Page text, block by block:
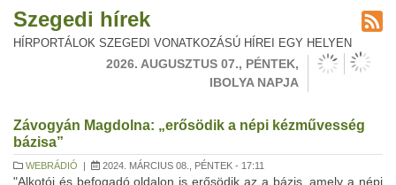
Szegedi hírek
HÍRPORTÁLOK SZEGEDI VONATKOZÁSÚ HÍREI EGY HELYEN
2026. AUGUSZTUS 07., PÉNTEK,
IBOLYA NAPJA
Závogyán Magdolna: „erősödik a népi kézművesség
bázisa”
WEBRÁDIÓ | 2024. MÁRCIUS 08., PÉNTEK - 17:11
"Alkotói és befogadó oldalon is erősödik az a bázis, amely a népi